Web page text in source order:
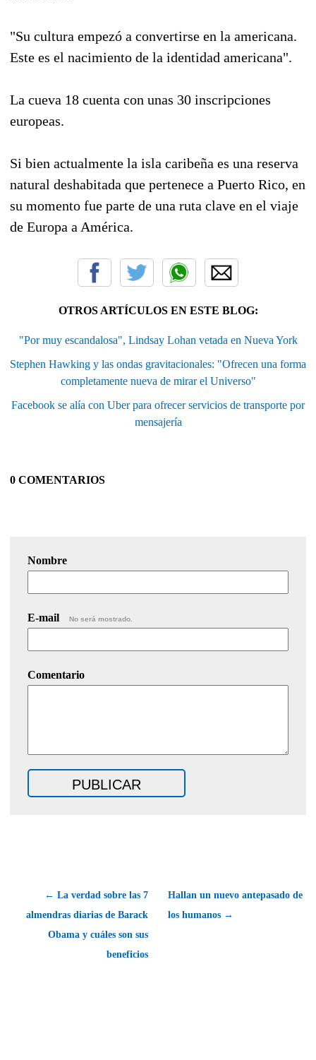
"Su cultura empezó a convertirse en la americana.
Este es el nacimiento de la identidad americana".
La cueva 18 cuenta con unas 30 inscripciones
europeas.
Si bien actualmente la isla caribeña es una reserva
natural deshabitada que pertenece a Puerto Rico, en
su momento fue parte de una ruta clave en el viaje
de Europa a América.
OTROS ARTÍCULOS EN ESTE BLOG:
"Por muy escandalosa", Lindsay Lohan vetada en Nueva York
Stephen Hawking y las ondas gravitacionales: "Ofrecen una forma
completamente nueva de mirar el Universo"
Facebook se alía con Uber para ofrecer servicios de transporte por
mensajería
0 COMENTARIOS
Nombre
E-mail No será mostrado.
Comentario
← La verdad sobre las 7
almendras diarias de Barack
Obama y cuáles son sus
beneficios
Hallan un nuevo antepasado de
los humanos →